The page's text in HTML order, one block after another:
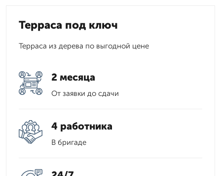
Терраса под ключ
Терраса из дерева по выгодной цене
2 месяца
От заявки до сдачи
4 работника
В бригаде